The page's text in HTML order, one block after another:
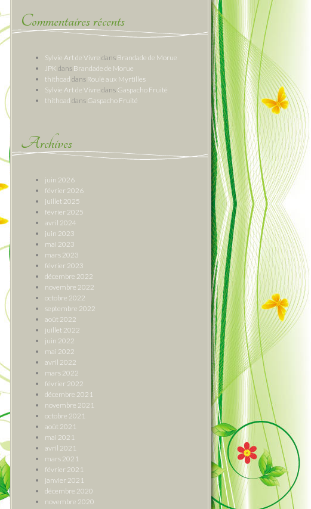
Commentaires récents
Sylvie Art de Vivre dans Brandade de Morue
JPK dans Brandade de Morue
thithoad dans Roulé aux Myrtilles
Sylvie Art de Vivre dans Gaspacho Fruité
thithoad dans Gaspacho Fruité
Archives
juin 2026
février 2026
juillet 2025
février 2025
avril 2024
juin 2023
mai 2023
mars 2023
février 2023
décembre 2022
novembre 2022
octobre 2022
septembre 2022
août 2022
juillet 2022
juin 2022
mai 2022
avril 2022
mars 2022
février 2022
décembre 2021
novembre 2021
octobre 2021
août 2021
mai 2021
avril 2021
mars 2021
février 2021
janvier 2021
décembre 2020
novembre 2020